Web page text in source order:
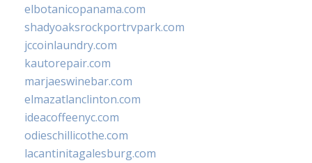
elbotanicopanama.com
shadyoaksrockportrvpark.com
jccoinlaundry.com
kautorepair.com
marjaeswinebar.com
elmazatlanclinton.com
ideacoffeenyc.com
odieschillicothe.com
lacantinitagalesburg.com